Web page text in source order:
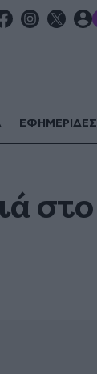
ΕΦΗΜΕΡΙΔΕΣ
στο